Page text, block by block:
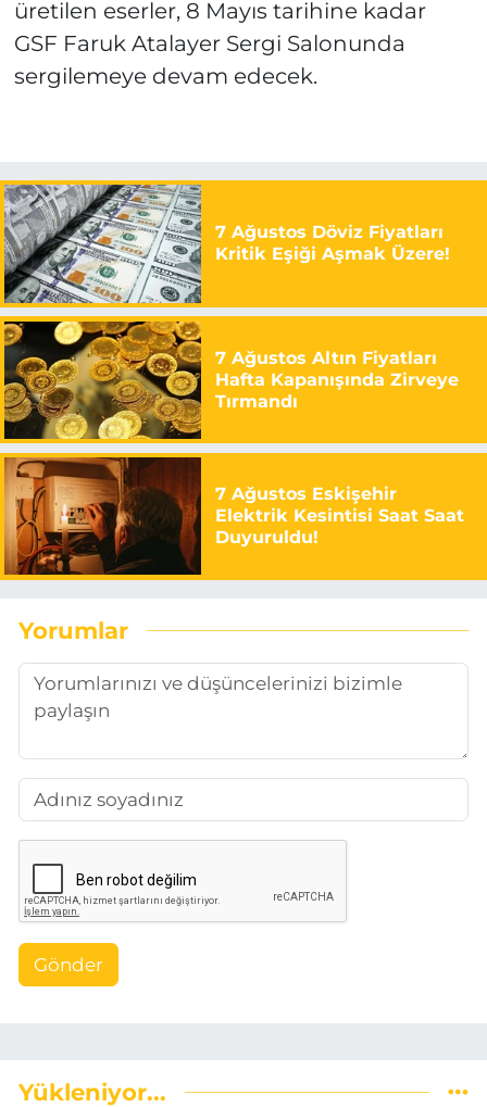
üretilen eserler, 8 Mayıs tarihine kadar
GSF Faruk Atalayer Sergi Salonunda
sergilemeye devam edecek.
7 Ağustos Döviz Fiyatları
Kritik Eşiği Aşmak Üzere!
7 Ağustos Altın Fiyatları
Hafta Kapanışında Zirveye
Tırmandı
7 Ağustos Eskişehir
Elektrik Kesintisi Saat Saat
Duyuruldu!
Yorumlar
Gönder
Yükleniyor...